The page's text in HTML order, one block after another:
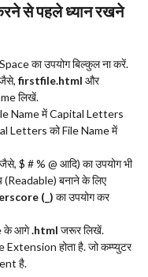
से पहले ध्यान रखने
का उपयोग बिल्कुल ना करें.
firstfile.html और
लिखें.
Name में Capital Letters
Letters को File Name में
$ # % @ आदि) का उपयोग भी
(Readable) बनाने के लिए
(_) का उपयोग कर
के आगे.html जरूर लिखें.
होता है. जो कम्प्युटर
है.